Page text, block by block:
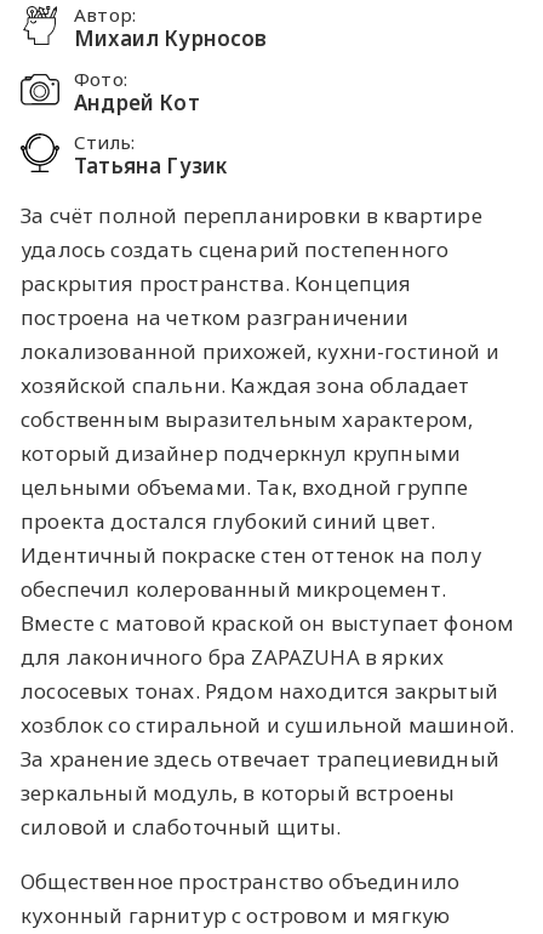
Автор:
Михаил Курносов
Фото:
Андрей Кот
Стиль:
Татьяна Гузик
За счёт полной перепланировки в квартире
удалось создать сценарий постепенного
раскрытия пространства. Концепция
построена на четком разграничении
локализованной прихожей, кухни-гостиной и
хозяйской спальни. Каждая зона обладает
собственным выразительным характером,
который дизайнер подчеркнул крупными
цельными объемами. Так, входной группе
проекта достался глубокий синий цвет.
Идентичный покраске стен оттенок на полу
обеспечил колерованный микроцемент.
Вместе с матовой краской он выступает фоном
для лаконичного бра ZAPAZUHA в ярких
лососевых тонах. Рядом находится закрытый
хозблок со стиральной и сушильной машиной.
За хранение здесь отвечает трапециевидный
зеркальный модуль, в который встроены
силовой и слаботочный щиты.
Общественное пространство объединило
кухонный гарнитур с островом и мягкую